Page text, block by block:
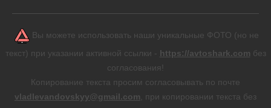
Вы можете использовать наши уникальные ФОТО (но не
текст) при указании активной ссылки - https://avtoshark.com без
согласования!
Копирование текста просим согласовывать по почте
vladlevandovskyy@gmail.com , при копировании текста без